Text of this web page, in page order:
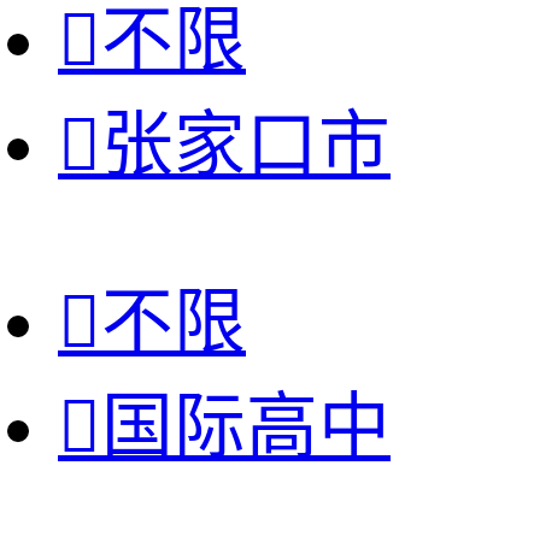
不限
张家口市
不限
 国际高中